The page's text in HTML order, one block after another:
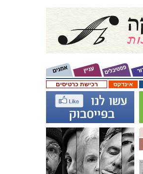
רכישת כרטיסים אינדקס